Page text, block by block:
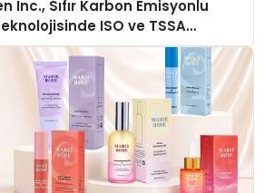
Inc., Sıfır Karbon Emisyonlu
ISO ve TSSA
Aldı